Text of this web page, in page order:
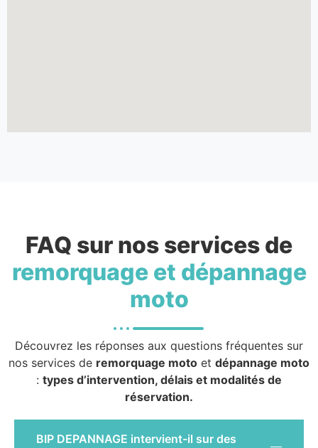
FAQ sur nos services de
remorquage et dépannage
moto
Découvrez les réponses aux questions fréquentes sur
nos services de remorquage moto et dépannage moto
: types d’intervention, délais et modalités de
réservation.
BIP DEPANNAGE intervient-il sur des